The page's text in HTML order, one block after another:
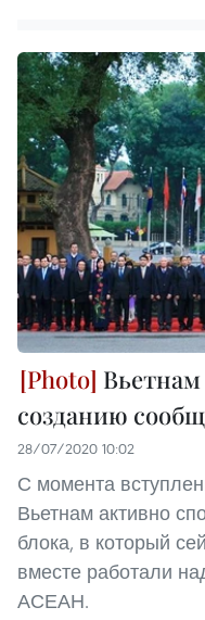
Вьетнам
созданию
28/07/2020 10:02
С момента
Вьетнам активно
блока, в который
вместе работали
АСЕАН.